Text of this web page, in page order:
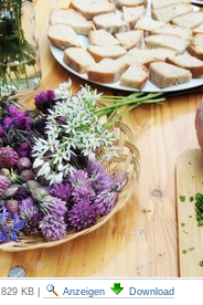
829 KB| Anzeigen Download